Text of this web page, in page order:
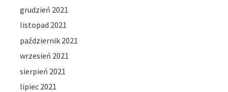
grudzień 2021
listopad 2021
październik 2021
wrzesień 2021
sierpień 2021
lipiec 2021